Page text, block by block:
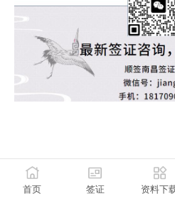
首页 签证 资料下